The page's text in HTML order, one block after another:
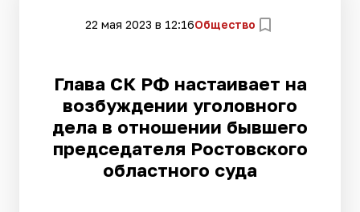
22 мая 2023 в 12:16Общество
​Глава СК РФ настаивает на
возбуждении уголовного
дела в отношении бывшего
председателя Ростовского
областного суда